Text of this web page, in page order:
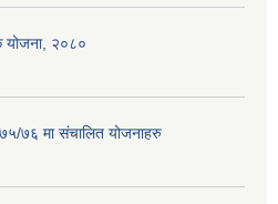
योजना, २०८०
७६ मा संचालित योजनाहरु